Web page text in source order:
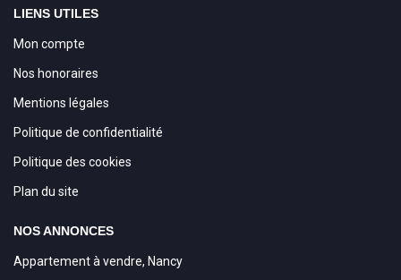
LIENS UTILES
Mon compte
Nos honoraires
Mentions légales
Politique de confidentialité
Politique des cookies
Plan du site
NOS ANNONCES
Appartement à vendre, Nancy